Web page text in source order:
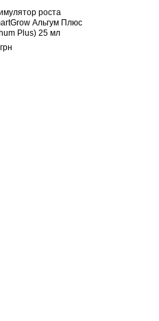
роста
Альгум Плюс
Plus) 25 мл